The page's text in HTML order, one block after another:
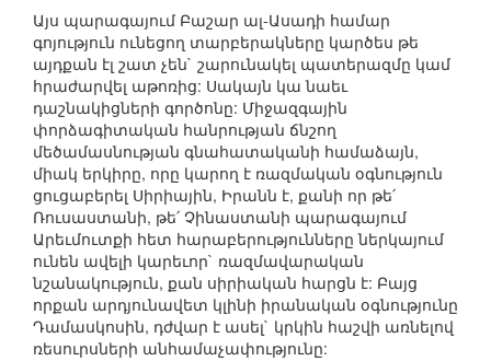
Այս պարագայում Բաշար ալ-Ասադի համար
գոյություն ունեցող տարբերակները կարծես թե
այդքան էլ շատ չեն` շարունակել պատերազմը կամ
հրաժարվել աթոռից: Սակայն կա նաեւ
դաշնակիցների գործոնը: Միջազգային
փորձագիտական հանրության ճնշող
մեծամասնության գնահատականի համաձայն,
միակ երկիրը, որը կարող է ռազմական օգնություն
ցուցաբերել Սիրիային, Իրանն է, քանի որ թե՛
Ռուսաստանի, թե՛ Չինաստանի պարագայում
Արեւմուտքի հետ հարաբերությունները ներկայում
ունեն ավելի կարեւոր` ռազմավարական
նշանակություն, քան սիրիական հարցն է: Բայց
որքան արդյունավետ կլինի իրանական օգնությունը
Դամասկոսին, դժվար է ասել` կրկին հաշվի առնելով
ռեսուրսների անհամաչափությունը: